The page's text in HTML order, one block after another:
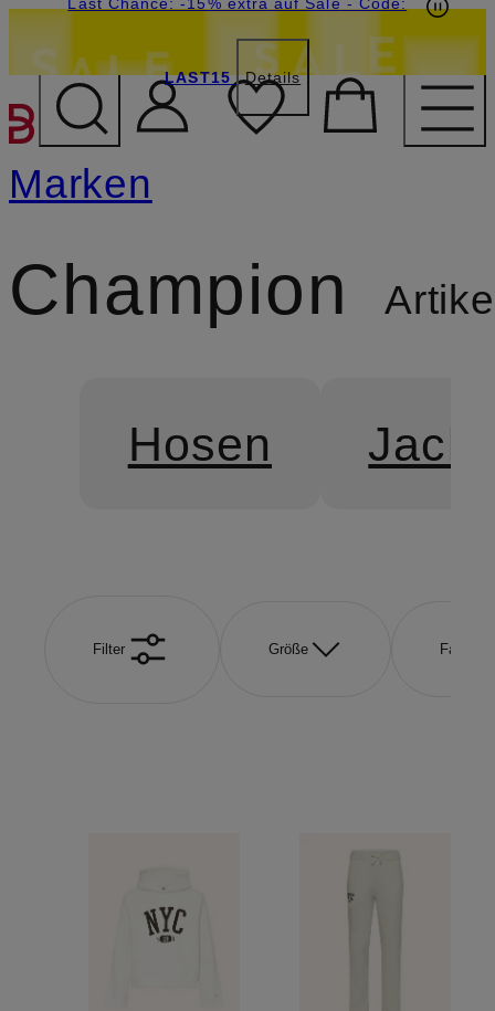
ZUM HAUPTINHALT
LAST15 Details
Marken
Champion
Hosen
Filter Größe Farbe